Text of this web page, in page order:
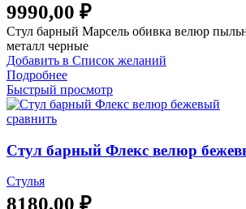
9990,00 ₽
Стул барный Марсель обивка велюр
металл черные
Добавить в Список желаний
Подробнее
Быстрый просмотр
сравнить
Стул барный Флекс велюр
Стулья
8180,00 ₽